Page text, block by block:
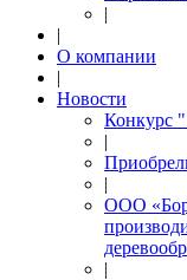
|
|
О компании
|
Новости
Конкурс
|
|
ООО
|